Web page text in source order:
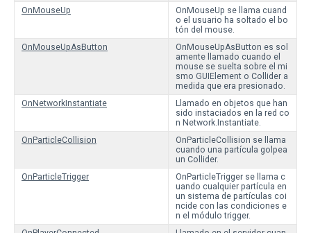
OnMouseUp
OnMouseUp se llama cuand
o el usuario ha soltado el bo
tón del mouse.
OnMouseUpAsButton
OnMouseUpAsButton es sol
amente llamado cuando el
mouse se suelta sobre el mi
smo GUIElement o Collider a
medida que era presionado.
OnNetworkInstantiate
Llamado en objetos que han
sido instaciados en la red co
n Network.Instantiate.
OnParticleCollision
OnParticleCollision se llama
cuando una partícula golpea
un Collider.
OnParticleTrigger
OnParticleTrigger se llama c
uando cualquier partícula en
un sistema de partículas coi
ncide con las condiciones e
n el módulo trigger.